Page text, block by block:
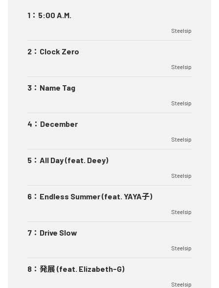
1 ： 5:00 A.M.
Steelsip
2 ： Clock Zero
Steelsip
3 ： Name Tag
Steelsip
4 ： December
Steelsip
5 ： All Day (feat. Deey)
Steelsip
6 ： Endless Summer (feat. YAYA子)
Steelsip
7 ： Drive Slow
Steelsip
8 ： 発展 (feat. Elizabeth-G)
Steelsip